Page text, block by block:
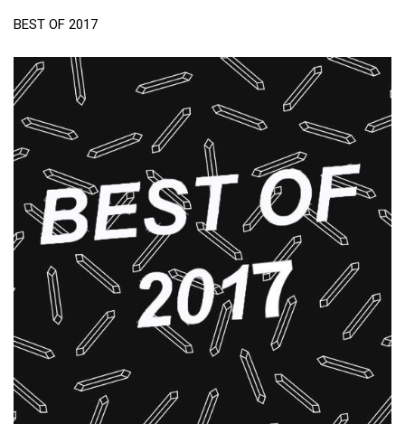
BEST OF 2017